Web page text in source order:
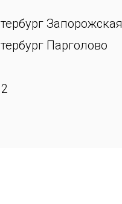
Запорожская
Парголово